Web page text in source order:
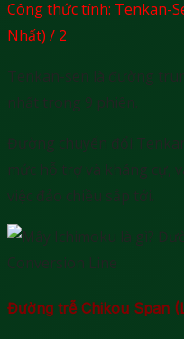
Công thức tính: Tenkan-
Nhất) / 2
Tenkan-sen là đường
nhất trong 9 phiên.
Đường chuyển đổi
mức hỗ trợ và kháng cự,
việc đảo chiều sắp tới.
Đường trễ Chikou Span